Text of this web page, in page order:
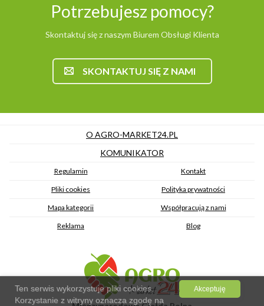
Potrzebujesz pomocy?
Skontaktuj się z naszym Biurem Obsługi Klienta
SKONTAKTUJ SIĘ Z NAMI
O AGRO-MARKET24.PL
KOMUNIKATOR
Regulamin Kontakt
Pliki cookies Polityka prywatności
Mapa kategorii Współpracują z nami
Reklama Blog
Ten serwis wykorzystuje pliki cookies.
Korzystanie z witryny oznacza zgodę na
Akceptuję